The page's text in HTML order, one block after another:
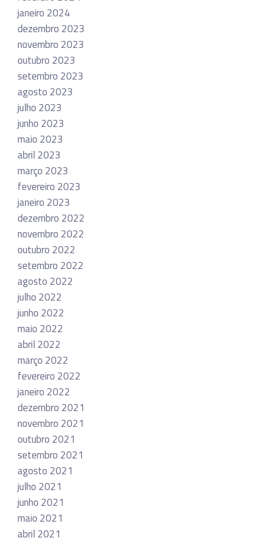
janeiro 2024
dezembro 2023
novembro 2023
outubro 2023
setembro 2023
agosto 2023
julho 2023
junho 2023
maio 2023
abril 2023
março 2023
fevereiro 2023
janeiro 2023
dezembro 2022
novembro 2022
outubro 2022
setembro 2022
agosto 2022
julho 2022
junho 2022
maio 2022
abril 2022
março 2022
fevereiro 2022
janeiro 2022
dezembro 2021
novembro 2021
outubro 2021
setembro 2021
agosto 2021
julho 2021
junho 2021
maio 2021
abril 2021